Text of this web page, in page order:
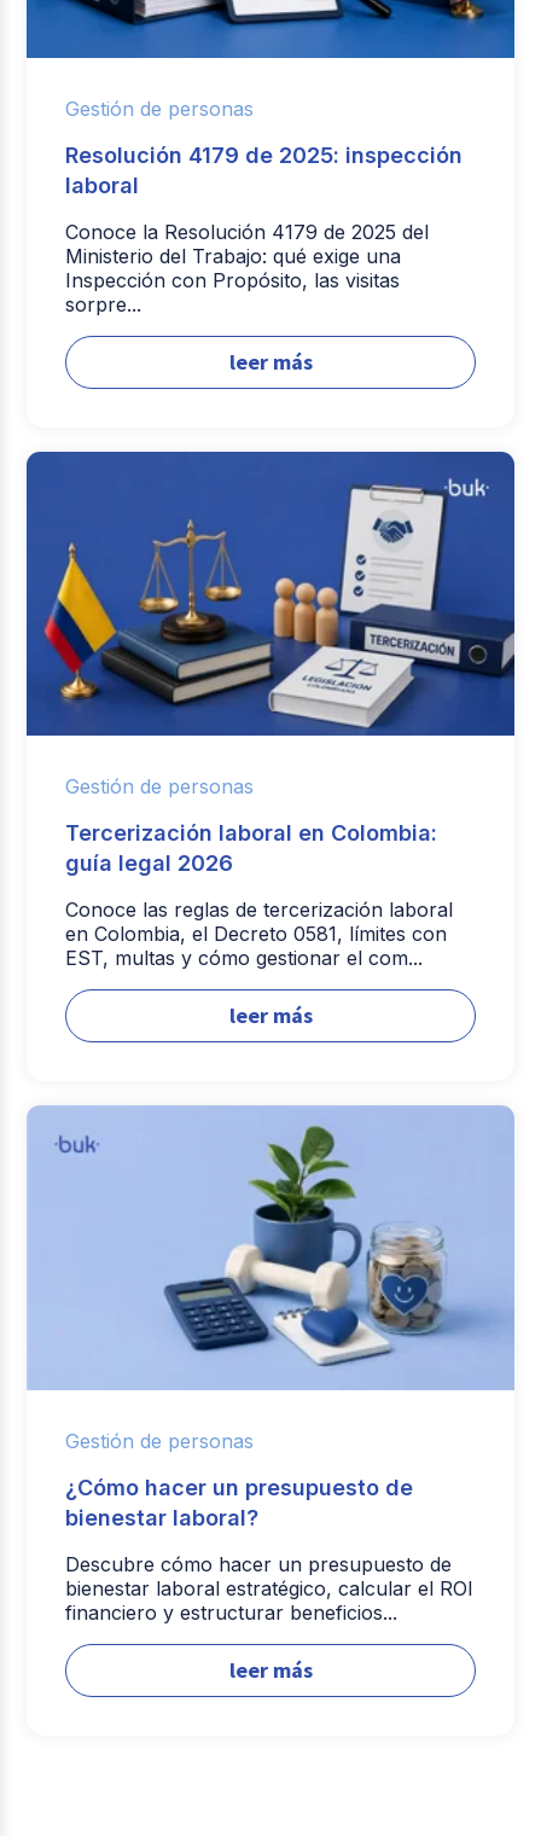
Gestión de personas
Resolución 4179 de 2025: inspección
laboral
Conoce la Resolución 4179 de 2025 del
Ministerio del Trabajo: qué exige una
Inspección con Propósito, las visitas
sorpre...
leer más
Gestión de personas
Tercerización laboral en Colombia:
guía legal 2026
Conoce las reglas de tercerización laboral
en Colombia, el Decreto 0581, límites con
EST, multas y cómo gestionar el com...
leer más
Gestión de personas
¿Cómo hacer un presupuesto de
bienestar laboral?
Descubre cómo hacer un presupuesto de
bienestar laboral estratégico, calcular el ROI
financiero y estructurar beneficios...
leer más